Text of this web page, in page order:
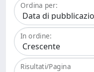
Ordina per:
In ordine:
Risultati/Pagina